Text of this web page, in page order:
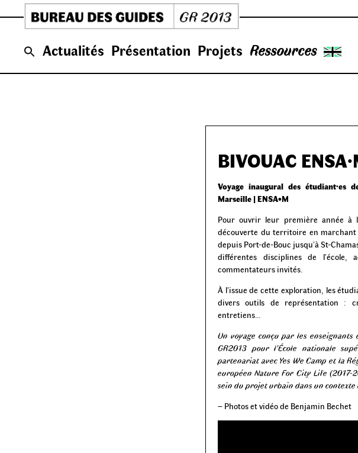
to
content
Actualités Présentation Projets Ressources
BIVOUAC
Voyage inaugural des étudiant·es
Marseille | ENSA•M
Pour ouvrir leur première année à
découverte du territoire en
depuis Port-de-Bouc jusqu’à St-
différentes disciplines de l’école,
commentateurs invités.
À l’issue de cette exploration, les
divers outils de représentation :
entretiens…
Un voyage conçu par les
GR2013 pour l’École nationale
partenariat avec Yes We Camp et la
européen Nature For City Life
sein du projet urbain dans un
– Photos et vidéo de Benjamin Bechet